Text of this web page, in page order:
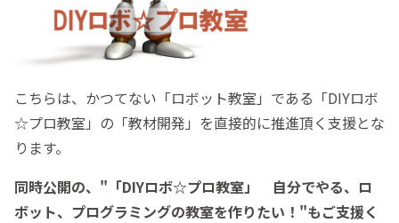
こちらは、かつてない「ロボット教室」である「DIYロボ
☆プロ教室」の「教材開発」を直接的に推進頂く支援とな
ります。
同時公開の、"「DIYロボ☆プロ教室」 自分でやる、ロ
ボット、プログラミングの教室を作りたい！"もご支援く